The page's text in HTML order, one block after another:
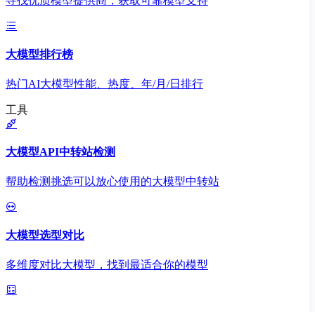
大模型排行榜
热门AI大模型性能、热度、年/月/日排行
工具
大模型API中转站检测
帮助检测挑选可以放心使用的大模型中转站
大模型选型对比
多维度对比大模型，找到最适合你的模型